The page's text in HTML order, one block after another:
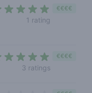
1 rating
€€€€
3 ratings
€€€€